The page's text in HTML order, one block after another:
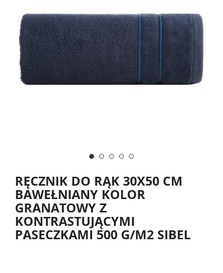
RĘCZNIK DO RĄK 30X50 CM
BAWEŁNIANY KOLOR
GRANATOWY Z
KONTRASTUJĄCYMI
PASECZKAMI 500 G/M2 SIBEL